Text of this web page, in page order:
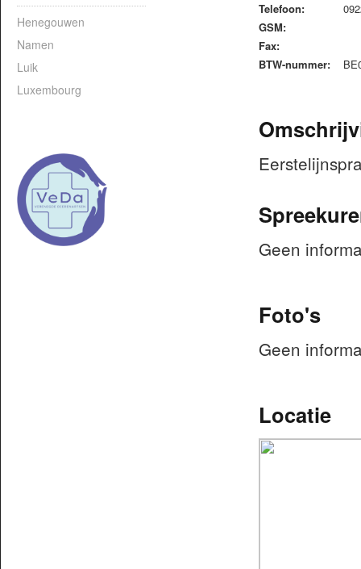
Henegouwen
Namen
Luik
Luxembourg
Telefoon:
GSM:
Fax:
BTW-nummer:
Geen
Foto's
Geen
Locatie